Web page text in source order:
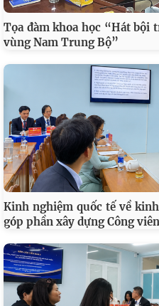
Tọa đàm khoa học “Hát bội
vùng Nam Trung Bộ”
Kinh nghiệm quốc tế về
góp phần xây dựng Công